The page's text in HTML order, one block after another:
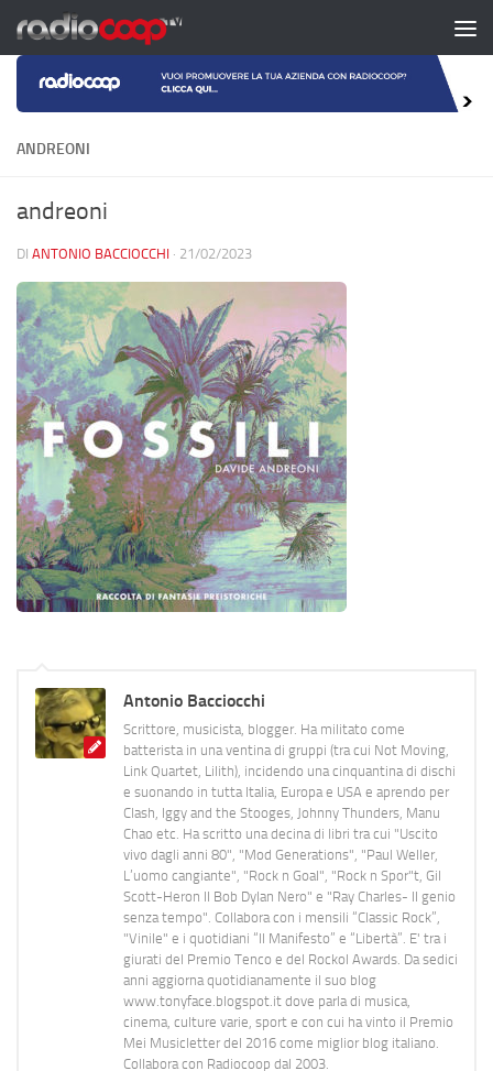
Salta al contenuto
ANDREONI
andreoni
DI ANTONIO BACCIOCCHI · 21/02/2023
Antonio Bacciocchi
Scrittore, musicista, blogger. Ha militato come
batterista in una ventina di gruppi (tra cui Not Moving,
Link Quartet, Lilith), incidendo una cinquantina di dischi
e suonando in tutta Italia, Europa e USA e aprendo per
Clash, Iggy and the Stooges, Johnny Thunders, Manu
Chao etc. Ha scritto una decina di libri tra cui "Uscito
vivo dagli anni 80", "Mod Generations", "Paul Weller,
L’uomo cangiante", "Rock n Goal", "Rock n Spor"t, Gil
Scott-Heron Il Bob Dylan Nero" e "Ray Charles- Il genio
senza tempo". Collabora con i mensili “Classic Rock”,
"Vinile" e i quotidiani “Il Manifesto” e “Libertà”. E' tra i
giurati del Premio Tenco e del Rockol Awards. Da sedici
anni aggiorna quotidianamente il suo blog
www.tonyface.blogspot.it dove parla di musica,
cinema, culture varie, sport e con cui ha vinto il Premio
Mei Musicletter del 2016 come miglior blog italiano.
Collabora con Radiocoop dal 2003.